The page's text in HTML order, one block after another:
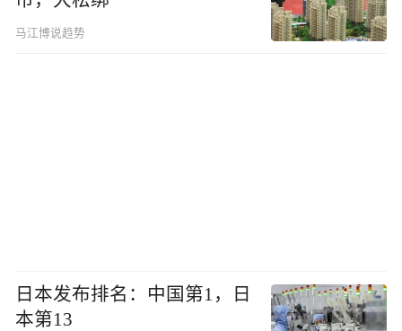
马江博说趋势
日本发布排名：中国第1，日
本第13